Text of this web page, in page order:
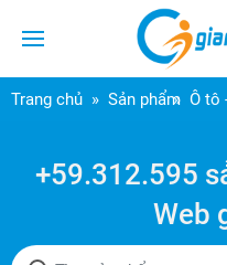
Trang chủ Sản phẩm Ô tô
+59.312.595
Web